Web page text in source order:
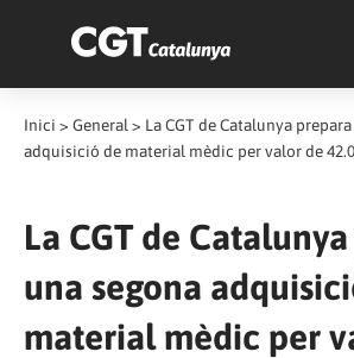
Inici > General > La CGT de Catalunya
adquisició de material mèdic per valor de
La CGT de
una segona
material mèdic per